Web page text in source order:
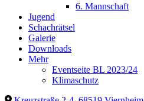
6. Mannschaft
Jugend
Schachrätsel
Galerie
Downloads
Mehr
Eventseite BL 2023/24
Klimaschutz